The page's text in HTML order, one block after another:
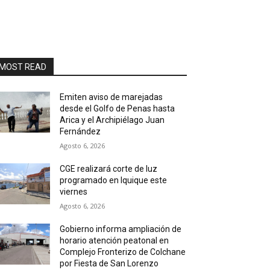
READ
Emiten aviso de marejadas
desde el Golfo de Penas hasta
Arica y el Archipiélago Juan
Fernández
Agosto 6, 2026
CGE realizará corte de luz
programado en Iquique este
viernes
Agosto 6, 2026
Gobierno informa ampliación de
horario atención peatonal en
Complejo Fronterizo de Colchane
por Fiesta de San Lorenzo